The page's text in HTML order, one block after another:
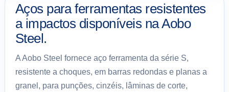
Aços para ferramentas resistentes
a impactos disponíveis na Aobo
Steel.
A Aobo Steel fornece aço ferramenta da série S,
resistente a choques, em barras redondas e planas a
granel, para punções, cinzéis, lâminas de corte,